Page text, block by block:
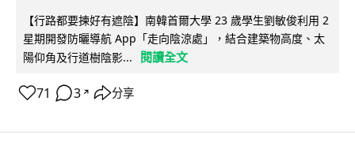
【行路都要揀好有遮陰】南韓首爾大學 23 歲學生劉敏俊利用 2
星期開發防曬導航 App「走向陰涼處」，結合建築物高度、太
陽仰角及行道樹陰影...
閱讀全文
71 3 ↗ 分享